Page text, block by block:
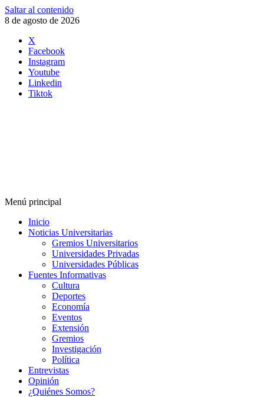
Saltar al contenido
8 de agosto de 2026
X
Facebook
Instagram
Youtube
Linkedin
Tiktok
Menú principal
Inicio
Noticias Universitarias
Gremios Universitarios
Universidades Privadas
Universidades Públicas
Fuentes Informativas
Cultura
Deportes
Economía
Eventos
Extensión
Gremios
Investigación
Política
Entrevistas
Opinión
¿Quiénes Somos?